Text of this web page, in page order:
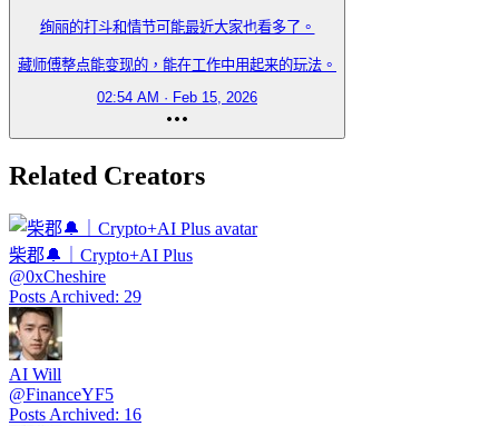
​绚丽的打斗和情节可能最近大家也看多了。
藏师傅整点能变现的，能在工作中用起来的玩法。
02:54 AM · Feb 15, 2026
Related Creators
柴郡🔔｜Crypto+AI Plus
@0xCheshire
Posts Archived: 29
AI Will
@FinanceYF5
Posts Archived: 16